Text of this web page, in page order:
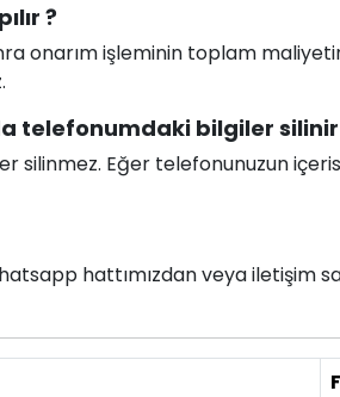
?
onarım işleminin toplam
telefonumdaki bilgiler
silinmez. Eğer telefonunuzun
hattımızdan veya iletişim